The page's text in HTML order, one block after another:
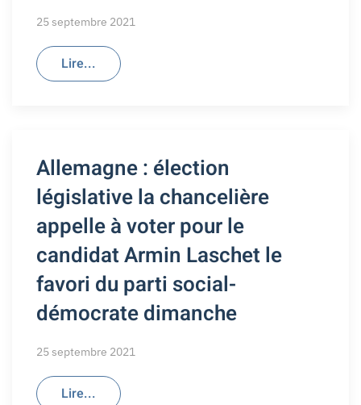
25 septembre 2021
Lire...
Allemagne : élection
législative la chancelière
appelle à voter pour le
candidat Armin Laschet le
favori du parti social-
démocrate dimanche
25 septembre 2021
Lire...